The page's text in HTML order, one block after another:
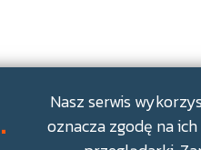
.
Nasz serwis
oznacza zgodę na